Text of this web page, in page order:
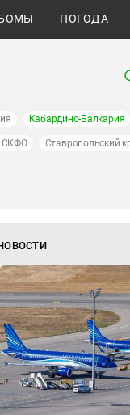
ПОГОДА
Кабардино-Балкария
СКФО Ставропольский